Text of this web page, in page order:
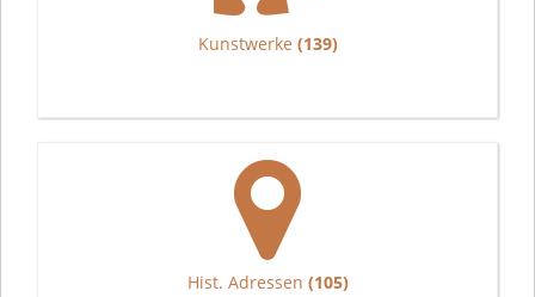
Kunstwerke (139)
Hist. Adressen (105)